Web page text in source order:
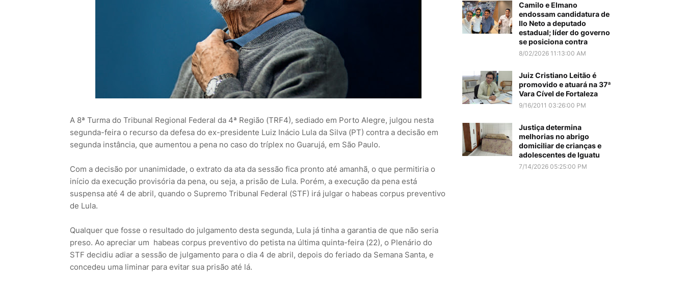
A 8ª Turma do Tribunal Regional Federal da 4ª Região (TRF4), sediado em Porto Alegre, julgou nesta
segunda-feira o recurso da defesa do ex-presidente Luiz Inácio Lula da Silva (PT) contra a decisão em
segunda instância, que aumentou a pena no caso do tríplex no Guarujá, em São Paulo.
Com a decisão por unanimidade, o extrato da ata da sessão fica pronto até amanhã, o que permitiria o
início da execução provisória da pena, ou seja, a prisão de Lula. Porém, a execução da pena está
suspensa até 4 de abril, quando o Supremo Tribunal Federal (STF) irá julgar o habeas corpus preventivo
de Lula.
Qualquer que fosse o resultado do julgamento desta segunda, Lula já tinha a garantia de que não seria
preso. Ao apreciar um habeas corpus preventivo do petista na última quinta-feira (22), o Plenário do
STF decidiu adiar a sessão de julgamento para o dia 4 de abril, depois do feriado da Semana Santa, e
concedeu uma liminar para evitar sua prisão até lá.
Camilo e Elmano
endossam candidatura de
Ilo Neto a deputado
estadual; líder do governo
se posiciona contra
8/02/2026 11:13:00 AM
Juiz Cristiano Leitão é
promovido e atuará na 37ª
Vara Cível de Fortaleza
9/16/2011 03:26:00 PM
Justiça determina
melhorias no abrigo
domiciliar de crianças e
adolescentes de Iguatu
7/14/2026 05:25:00 PM